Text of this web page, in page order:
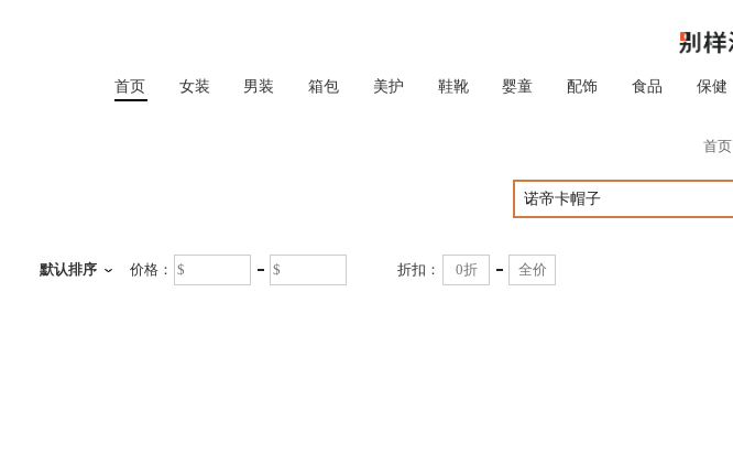
首页 女装 男装 箱包 美护 鞋靴 婴童 配饰 食品 保健
首页
首页
默认排序 价格： 折扣：